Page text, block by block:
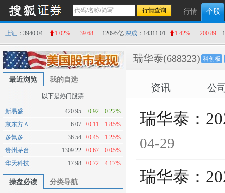
行情 个股
上证 ：3940.04 1.02% 39.68 12095亿 深成 ：14311.01 1.42% 200.89
最近浏览 我的自选
以下是热门股票
新易盛 420.95 -0.92 -0.22%
京东方Ａ
6.07 +0.11
1.85%
多氟多
36.54 +0.45
1.25%
贵州茅台
1309.22 +0.67
0.05%
华天科技
17.98 +0.72 4.17%
操盘必读 分类导航
瑞华泰(688323) 科创板
资讯 公
瑞华泰：
04-29
瑞华泰：